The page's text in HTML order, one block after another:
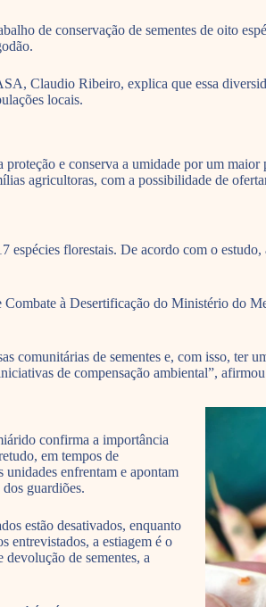
de conservação de sementes de oito
Claudio Ribeiro, explica que essa
locais.
e conserva a umidade por um
agricultoras, com a possibilidade de
espécies florestais. De acordo com o
à Desertificação do Ministério do
comunitárias de sementes e, com isso, ter
de compensação ambiental”,
confirma a importância
em tempos de
unidades enfrentam e apontam
guardiões.
estão desativados, enquanto
entrevistados, a estiagem é o
de sementes, a